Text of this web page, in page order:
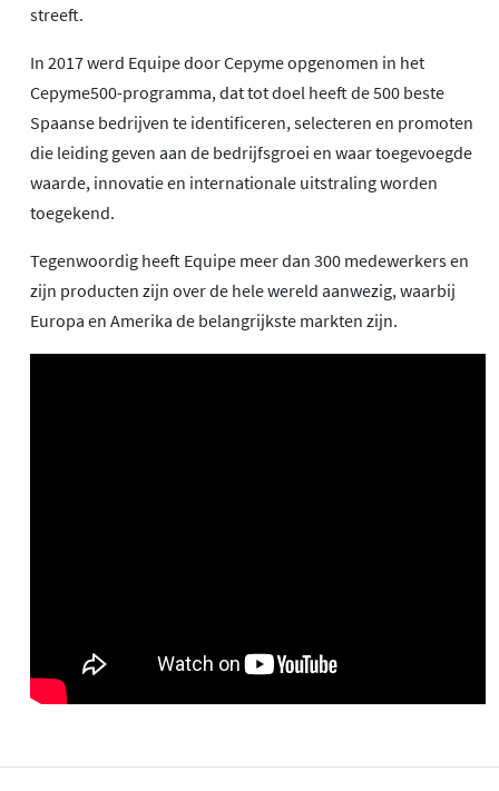
streeft.
In 2017 werd Equipe door Cepyme opgenomen in het
Cepyme500-programma, dat tot doel heeft de 500 beste
Spaanse bedrijven te identificeren, selecteren en promoten
die leiding geven aan de bedrijfsgroei en waar toegevoegde
waarde, innovatie en internationale uitstraling worden
toegekend.
Tegenwoordig heeft Equipe meer dan 300 medewerkers en
zijn producten zijn over de hele wereld aanwezig, waarbij
Europa en Amerika de belangrijkste markten zijn.